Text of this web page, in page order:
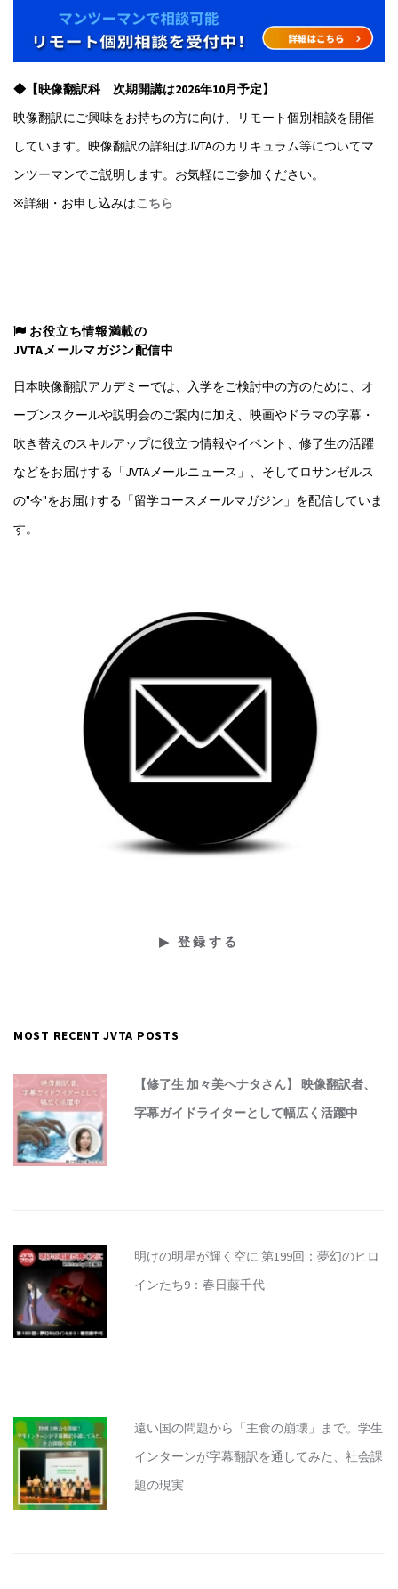
◆【映像翻訳科 次期開講は2026年10月予定】
映像翻訳にご興味をお持ちの方に向け、リモート個別相談を開催
しています。映像翻訳の詳細はJVTAのカリキュラム等についてマ
ンツーマンでご説明します。お気軽にご参加ください。
※詳細・お申し込みはこちら
お役立ち情報満載の
JVTAメールマガジン配信中
日本映像翻訳アカデミーでは、入学をご検討中の方のために、オ
ープンスクールや説明会のご案内に加え、映画やドラマの字幕・
吹き替えのスキルアップに役立つ情報やイベント、修了生の活躍
などをお届けする「JVTAメールニュース」、そしてロサンゼルス
の"今"をお届けする「留学コースメールマガジン」を配信していま
す。
MOST RECENT JVTA POSTS
【修了生 加々美ヘナタさん】 映像翻訳者、
字幕ガイドライターとして幅広く活躍中
明けの明星が輝く空に 第199回：夢幻のヒロ
インたち9：春日藤千代
遠い国の問題から「主食の崩壊」まで。学生
インターンが字幕翻訳を通してみた、社会課
題の現実